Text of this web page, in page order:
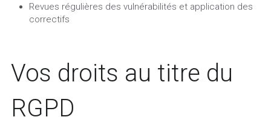
Revues régulières des vulnérabilités et application des
correctifs
Vos droits au titre du
RGPD